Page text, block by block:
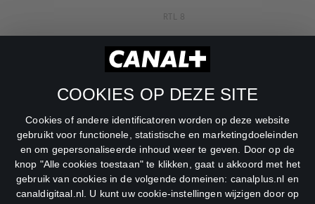
COOKIES OP DEZE SITE
Cookies of andere identificatoren worden op deze website
gebruikt voor functionele, statistische en marketingdoeleinden
en om gepersonaliseerde inhoud weer te geven. Door op de
knop "Alle cookies toestaan" te klikken, gaat u akkoord met het
gebruik van cookies in de volgende domeinen: canalplus.nl en
canaldigitaal.nl. U kunt uw cookie-instellingen wijzigen door op
RTL 8
RTL Z
SBS6
Veronica
DreamWorks Channel